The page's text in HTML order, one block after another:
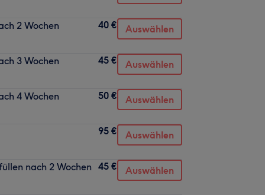
2 Wochen
40 € Auswählen
3 Wochen
45 € Auswählen
4 Wochen
50 € Auswählen
95 € Auswählen
nach 2 Wochen
45 € Auswählen